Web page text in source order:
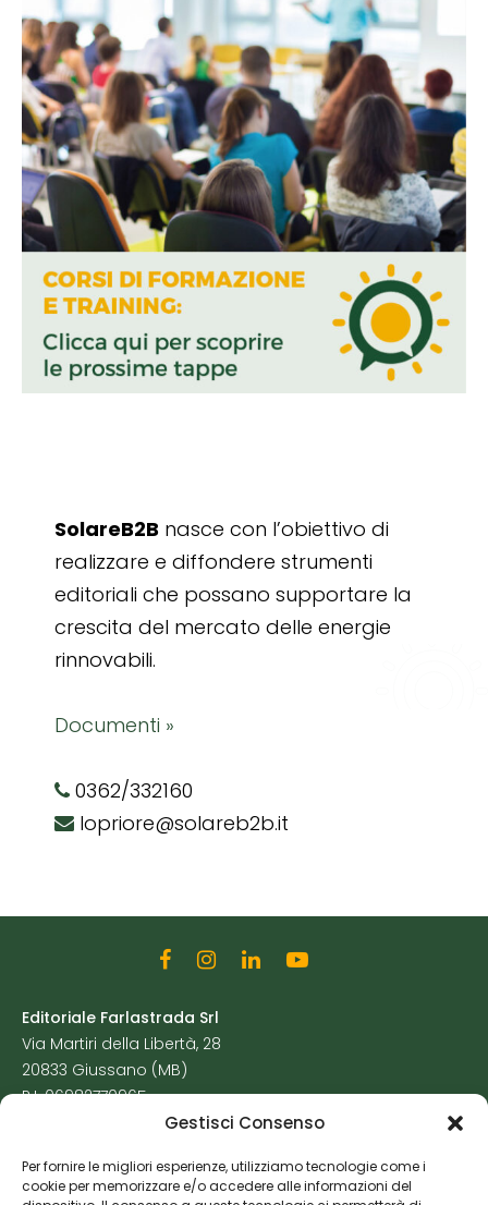
Gestisci Consenso
Per fornire le migliori esperienze, utilizziamo tecnologie come i
cookie per memorizzare e/o accedere alle informazioni del
SolareB2B nasce con l’obiettivo di
realizzare e diffondere strumenti
editoriali che possano supportare la
crescita del mercato delle energie
rinnovabili.
Documenti »
0362/332160
lopriore@solareb2b.it
Editoriale Farlastrada Srl
Via Martiri della Libertà, 28
20833 Giussano (MB)
P.I. 06982770965
Cookie Policy
Risorse Aggiuntive